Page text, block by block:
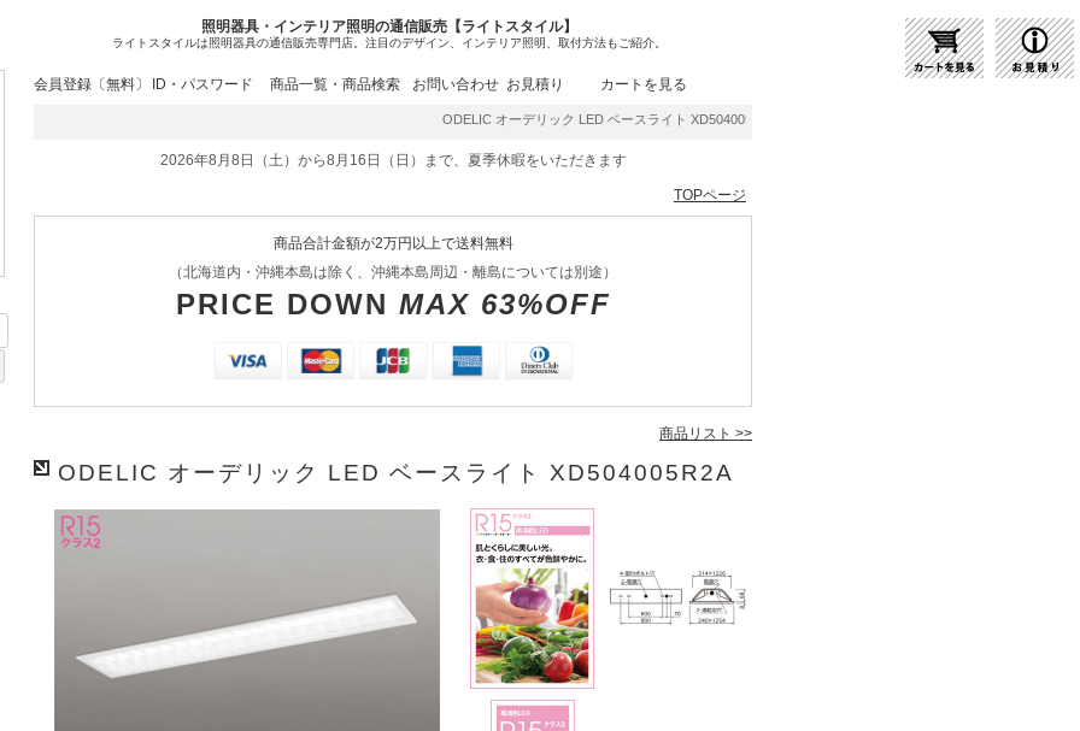
照明器具・インテリア照明の通信販売【ライトスタイル】
ライトスタイルは照明器具の通信販売専門店。注目のデザイン、インテリア照明、取付方法もご紹介。
会員登録〔無料〕 ID・パスワード 商品一覧・商品検索 お問い合わせ お見積り カートを見る
ODELIC オーデリック LED ベースライト XD504005R2A | 商品紹介 | 照明器具の通販・インテリア照明の通信
2026年8月8日（土）から8月16日（日）まで、夏季休暇をいただきます
TOPページ
商品合計金額が2万円以上で送料無料
（北海道内・沖縄本島は除く、沖縄本島周辺・離島については別途）
PRICE DOWN MAX 63%OFF
商品リスト >>
ODELIC オーデリック LED ベースライト XD504005R2A